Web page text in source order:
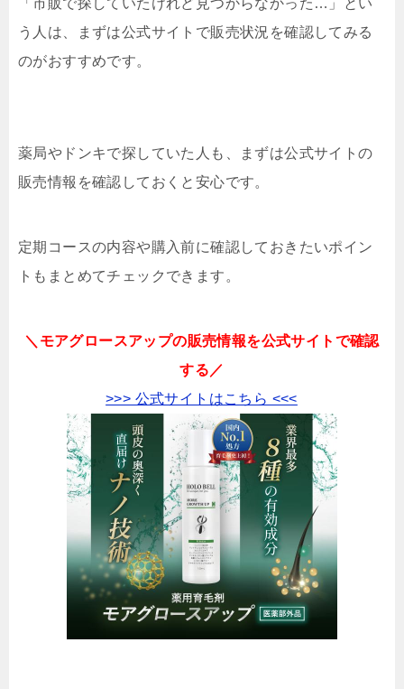
う人は、まずは公式サイトで販売状況を確認してみる
のがおすすめです。
薬局やドンキで探していた人も、まずは公式サイトの
販売情報を確認しておくと安心です。
定期コースの内容や購入前に確認しておきたいポイン
トもまとめてチェックできます。
＼モアグロースアップの販売情報を公式サイトで確認
する／
>>> 公式サイトはこちら <<<